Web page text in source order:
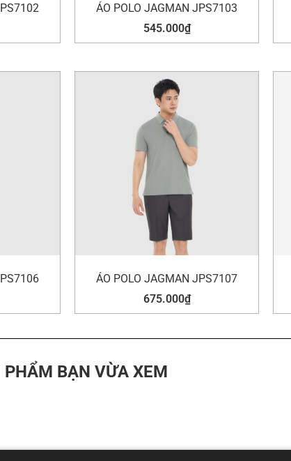
ÁO POLO JAGMAN JPS7103
545.000₫
ÁO POLO JAGMAN JPS7107
675.000₫
PHẨM BẠN VỪA XEM